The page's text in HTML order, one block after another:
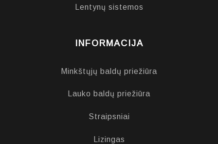
Lentynų sistemos
INFORMACIJA
Minkštųjų baldų priežiūra
Lauko baldų priežiūra
Straipsniai
Lizingas